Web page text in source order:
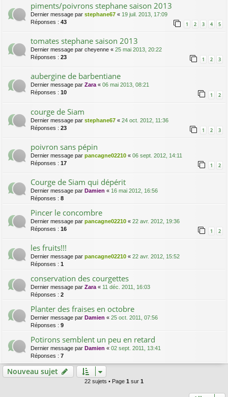
piments/poivrons stephane saison 2013
Dernier message par stephane67 « 19 juil. 2013, 17:09
Réponses : 43 1 2 3 4 5
tomates stephane saison 2013
Dernier message par cheyenne « 25 mai 2013, 20:22
Réponses : 23 1 2 3
aubergine de barbentiane
Dernier message par Zara« 06 mai 2013, 08:21
Réponses : 10 1 2
courge de Siam
Dernier message par stephane67 « 24 oct. 2012, 11:36
Réponses : 23 1 2 3
poivron sans pépin
Dernier message par pancagne02210 « 06 sept. 2012, 14:11
Réponses : 17 1 2
Courge de Siam qui dépérit
Dernier message par Damien « 16 mai 2012, 16:56
Réponses : 8
Pincer le concombre
Dernier message par pancagne02210 « 22 avr. 2012, 19:36
Réponses : 16 1 2
les fruits!!!
Dernier message par pancagne02210 « 22 avr. 2012, 15:52
Réponses : 1
conservation des courgettes
Dernier message par Zara « 11 déc. 2011, 16:03
Réponses : 2
Planter des fraises en octobre
Dernier message par Damien « 25 oct. 2011, 07:56
Réponses : 9
Potirons semblent un peu en retard
Dernier message par Damien « 02 sept. 2011, 13:41
Réponses : 7
Nouveau sujet
22 sujets • Page 1 sur 1